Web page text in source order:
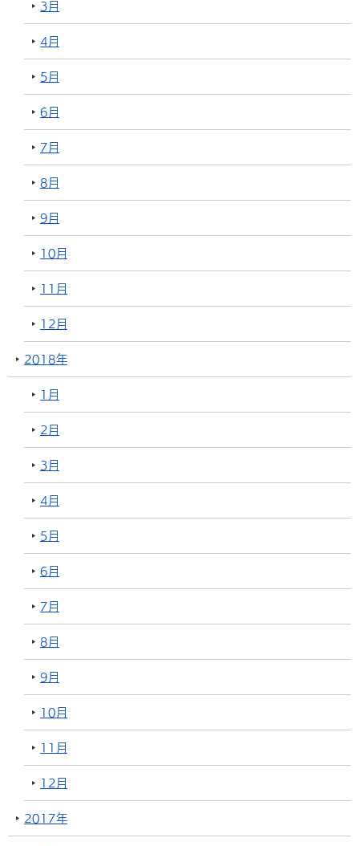
3月
4月
5月
6月
7月
8月
9月
10月
11月
12月
2018年
1月
2月
3月
4月
5月
6月
7月
8月
9月
10月
11月
12月
2017年